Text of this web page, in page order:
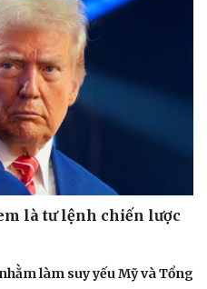
là tư lệnh chiến lược
làm suy yếu Mỹ và Tổng